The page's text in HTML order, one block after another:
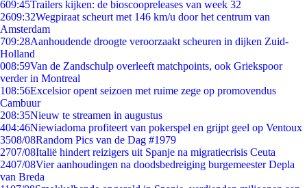
609:45Trailers kijken: de bioscoopreleases van week 32
2609:32Wegpiraat scheurt met 146 km/u door het centrum van
Amsterdam
709:28Aanhoudende droogte veroorzaakt scheuren in dijken Zuid-
Holland
008:59Van de Zandschulp overleeft matchpoints, ook Griekspoor
verder in Montreal
108:56Excelsior opent seizoen met ruime zege op promovendus
Cambuur
208:35Nieuw te streamen in augustus
404:46Niewiadoma profiteert van pokerspel en grijpt geel op Ventoux
3508/08Random Pics van de Dag #1979
2707/08Italië hindert reizigers uit Spanje na migratiecrisis Ceuta
2407/08Vier aanhoudingen na doodsbedreiging burgemeester Depla
van Breda